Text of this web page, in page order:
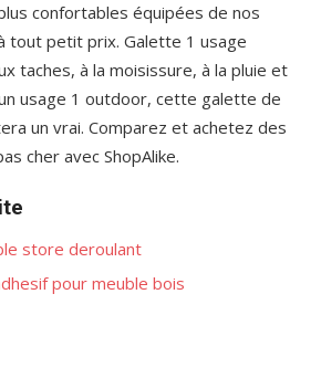
confortables équipées de nos
tout petit prix. Galette 1 usage
taches, à la moisissure, à la pluie et
usage 1 outdoor, cette galette de
un vrai. Comparez et achetez des
cher avec ShopAlike.
store deroulant
pour meuble bois